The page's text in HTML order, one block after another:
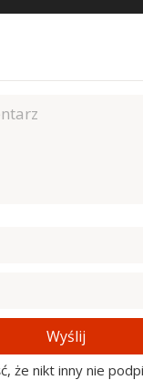
Wyślij
że nikt inny nie